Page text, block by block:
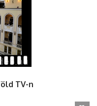
TV-n